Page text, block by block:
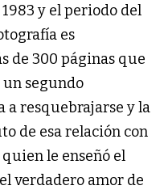
y el periodo del
es
de 300 páginas que
segundo
a resquebrajarse y la
de esa relación con
le enseñó el
verdadero amor de